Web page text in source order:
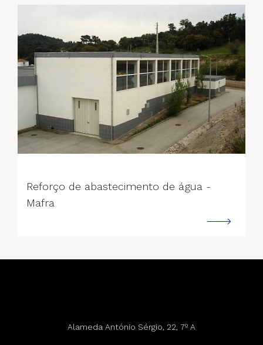
Reforço de abastecimento de água -
Mafra
Alameda António Sérgio, 22, 7º A